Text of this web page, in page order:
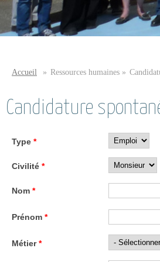
Vous êtes ici
Accueil » Ressources humaines »
Candidature
Type *
Civilité *
Nom *
Prénom *
Métier*